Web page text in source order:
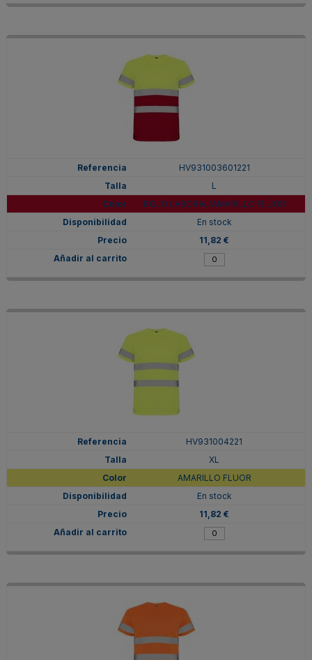
HV931003601221
L
ROJO LABORAL/AMARILLO FLÚOR
En stock
11,82 €
HV931004221
XL
AMARILLO FLUOR
En stock
11,82 €